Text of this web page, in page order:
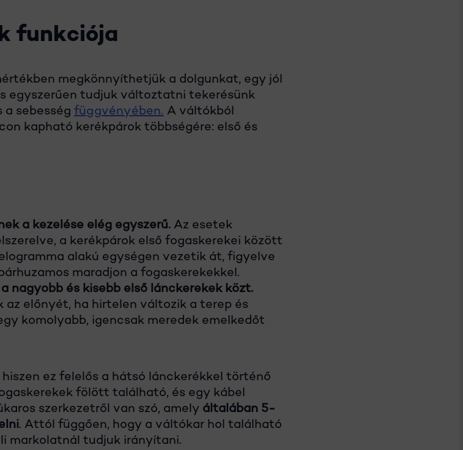
funkciója
megkönnyíthetjük a dolgunkat, egy jól
egyszerűen tudjuk változtatni tekerésünk
sebesség függvényében.A váltókból
kapható kerékpárok többségére: első és
a kezelése elég egyszerű. Az esetek
a kerékpárok első fogaskerekei között
alakú egységen vezetik át, figyelve
maradjon a fogaskerekekkel.
nagyobb és kisebb első lánckerekek közt.
az előnyét, ha hirtelen változik a terep és
komolyabb, igencsak meredek emelkedőt
hiszen ez felelős a hátsó lánckerékkel történő
fölött található, és egy kábel
szerkezetről van szó, amely általában 5-
. Attól függően, hogy a váltókar hol található
markolatnál tudjuk irányítani.